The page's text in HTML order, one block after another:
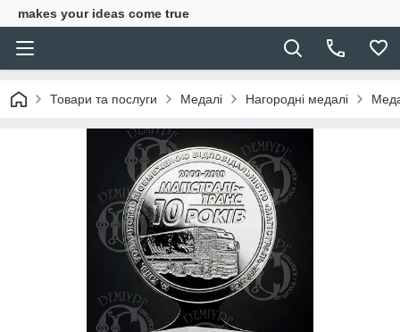
makes your ideas come true
Товари та послуги Медалі Нагородні медалі